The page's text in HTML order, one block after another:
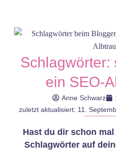
Schlagwörter:
ein SEO-
Anne Schwarz
zuletzt aktualisiert: 11.
Hast du dir schon
Schlagwörter auf